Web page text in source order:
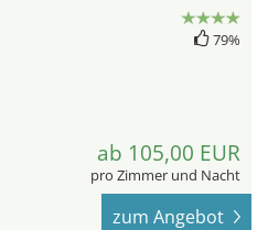
79%
ab 105,00 EUR
pro Zimmer und Nacht
zum Angebot